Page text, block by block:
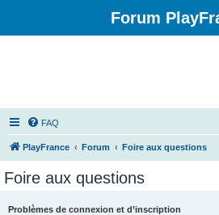
Forum
FAQ
PlayFrance Forum Foire aux questions
Foire aux questions
Problèmes de connexion et d’inscription